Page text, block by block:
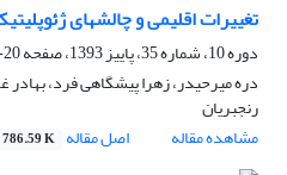
تغییرات اقلیمی و چالشهای
دوره 10، شماره 35، پاییز 1393، صفحه
20-55
دره میرحیدر، زهرا پیشگاهی فرد،
رنجبریان
مشاهده مقاله
اصل مقاله 786.59 K